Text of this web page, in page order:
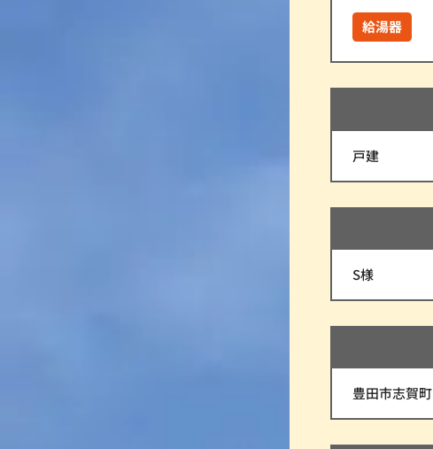
給湯器
戸建
S様
豊田市志賀町